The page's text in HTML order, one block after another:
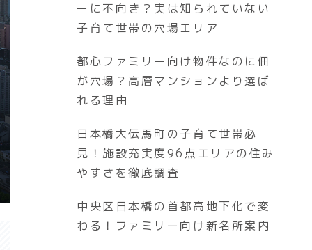
ーに不向き？実は知られていない
子育て世帯の穴場エリア
都心ファミリー向け物件なのに佃
が穴場？高層マンションより選ば
れる理由
日本橋大伝馬町の子育て世帯必
見！施設充実度96点エリアの住み
やすさを徹底調査
中央区日本橋の首都高地下化で変
わる！ファミリー向け新名所案内